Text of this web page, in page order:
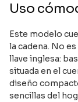
Uso
Este modelo
la cadena. No
llave inglesa:
situada en el
diseño
sencillas del